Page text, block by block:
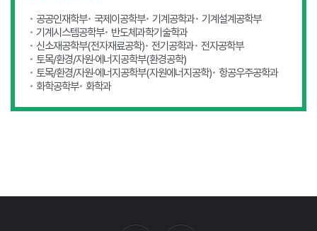
공공인재학부 국제이공학부 기계공학과 기계설계공학부
기계시스템공학부 반도체과학기술학과
신소재공학부(전자재료공학) 전기공학과 전자공학부
토목/환경/자원·에너지공학부(환경공학)
토목/환경/자원·에너지공학부(자원에너지공학) 항공우주공학과
화학공학부 화학과